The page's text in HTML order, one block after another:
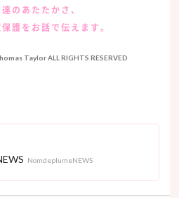
のあたたかさ、
護をお話で伝えます。
Taylor ALL RIGHTS RESERVED
NomdeplumeNEWS